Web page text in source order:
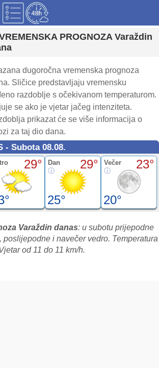
PROGNOZA Varaždin
dugoročna vremenska prognoza
Sličice predstavljaju vremensku
razdoblje s očekivanom temperaturom.
se ako je vjetar jačeg intenziteta.
prikazat će se više informacija o
za taj dio dana.
- Subota 08.08.
29° Dan 29°
25°
Večer 23°
20°
Varaždin danas: u subotu prijepodne
i navečer vedro. Temperatura
od 11 do 11 km/h.